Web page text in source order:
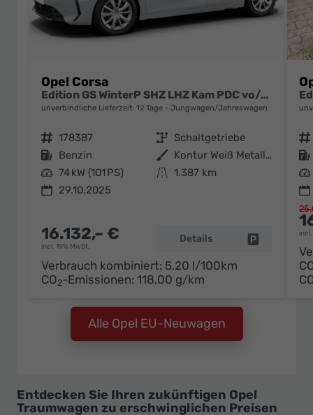
Opel Corsa
Edition GS WinterP SHZ LHZ Kam PDC vo/hi AppC Totw
unverbindliche Lieferzeit: 12 Tage Jungwagen/Jahreswagen
Fahrzeugnr. 178387 Getriebe Schaltgetriebe
Kraftstoff Benzin Außenfarbe
Kontur Weiß Metallic
Leistung 74 kW (101 PS) Kilometerstand 1.387 km
29.10.2025
16.132,– €
incl. 19% MwSt.
Details Fahrzeug
Verbrauch kombiniert: 5,20 l/100km
CO2-Emissionen: 118,00 g/km
Fahrzeugnr.
Kraftstoff
Leistung
Alle Opel EU-Neuwagen
Entdecken Sie Ihren zukünftigen Opel
Traumwagen zu erschwinglichen Preisen